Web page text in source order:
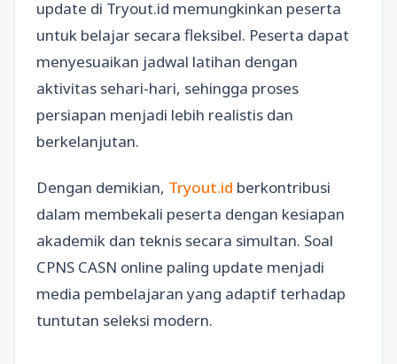
update di Tryout.id memungkinkan peserta
untuk belajar secara fleksibel. Peserta dapat
menyesuaikan jadwal latihan dengan
aktivitas sehari-hari, sehingga proses
persiapan menjadi lebih realistis dan
berkelanjutan.
Dengan demikian, Tryout.id berkontribusi
dalam membekali peserta dengan kesiapan
akademik dan teknis secara simultan. Soal
CPNS CASN online paling update menjadi
media pembelajaran yang adaptif terhadap
tuntutan seleksi modern.